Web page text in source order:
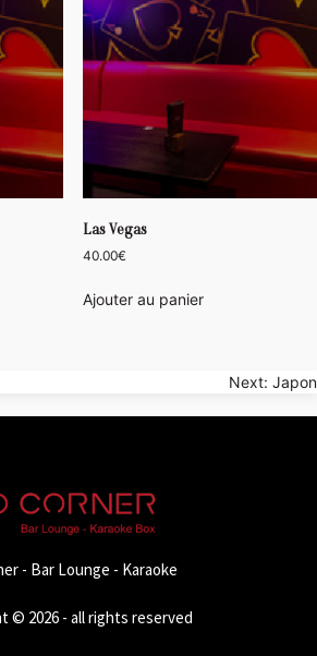
Las Vegas
40.00€
Ajouter au panier
Next: Japon
- Bar Lounge - Karaoke
© 2026 - all rights reserved